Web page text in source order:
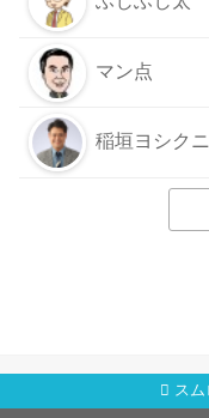
マン点
稲垣ヨシクニ
スム